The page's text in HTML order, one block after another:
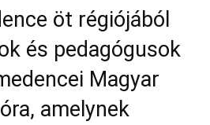
öt régiójából
és pedagógusok
Magyar
amelynek